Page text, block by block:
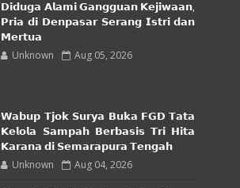
𝗗𝗶𝗱𝘂𝗴𝗮 𝗔𝗹𝗮𝗺𝗶 𝗚𝗮𝗻𝗴𝗴𝘂𝗮𝗻 𝗞𝗲𝗷𝗶𝘄𝗮𝗮𝗻,
𝗣𝗿𝗶𝗮 𝗱𝗶 𝗗𝗲𝗻𝗽𝗮𝘀𝗮𝗿 𝗦𝗲𝗿𝗮𝗻𝗴 𝗜𝘀𝘁𝗿𝗶 𝗱𝗮𝗻
𝗠𝗲𝗿𝘁𝘂𝗮
Unknown Aug 05, 2026
𝗪𝗮𝗯𝘂𝗽 𝗧𝗷𝗼𝗸 𝗦𝘂𝗿𝘆𝗮 𝗕𝘂𝗸𝗮 𝗙𝗚𝗗 𝗧𝗮𝘁𝗮
𝗞𝗲𝗹𝗼𝗹𝗮 𝗦𝗮𝗺𝗽𝗮𝗵 𝗕𝗲𝗿𝗯𝗮𝘀𝗶𝘀 𝗧𝗿𝗶 𝗛𝗶𝘁𝗮
𝗞𝗮𝗿𝗮𝗻𝗮 𝗱𝗶 𝗦𝗲𝗺𝗮𝗿𝗮𝗽𝘂𝗿𝗮 𝗧𝗲𝗻𝗴𝗮𝗵
Unknown Aug 04, 2026